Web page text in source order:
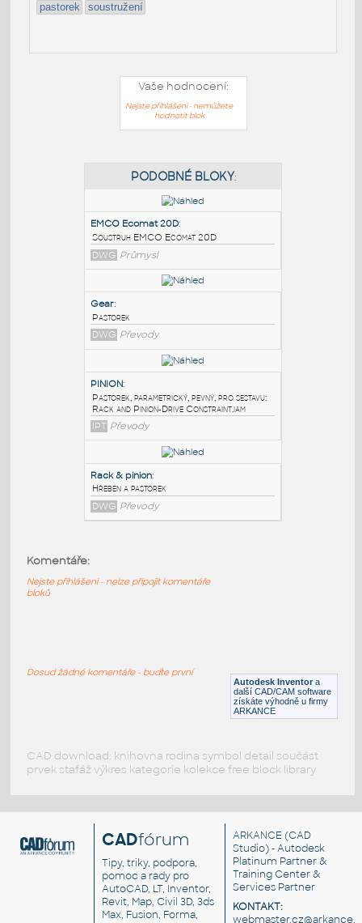
pastorek soustružení
Vaše hodnocení:
Nejste přihlášeni - nemůžete
hodnotit blok
EMCO Ecomat 20D
Soustruh EMCO Ecomat 20D
DWG Průmysl
Pastorek
DWG Převody
Hřeben a pastorek
Autodesk Inventor a
další CAD/CAM software
získáte výhodně u firmy
ARKANCE
Komentáře:
Nejste přihlášeni - nelze připojit komentáře
bloků
Dosud žádné komentáře - buďte první
CAD download: knihovna rodina symbol detail součást
prvek stafáž výkres kategorie kolekce free block library
CADfórum
Tipy, triky, podpora,
pomoc a rady pro
AutoCAD, LT, Inventor,
Revit, Map, Civil 3D, 3ds
Max, Fusion, Forma,
ARKANCE (CAD
Studio) - Autodesk
Platinum Partner &
Training Center &
Services Partner
KONTAKT: